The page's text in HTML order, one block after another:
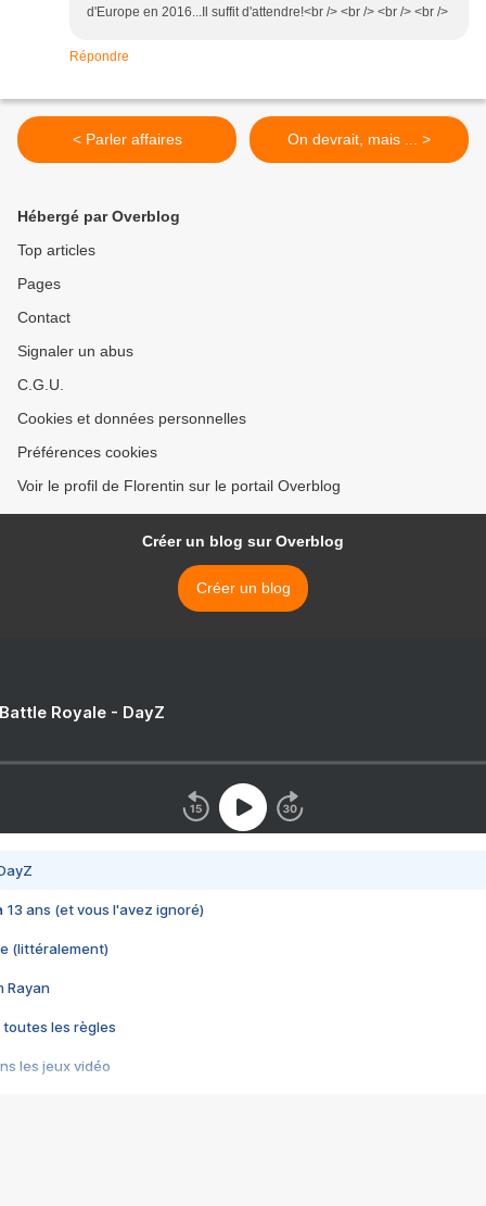
d'Europe en 2016...Il suffit d'attendre!<br /> <br /> <br /> <br />
Répondre
< Parler affaires On devrait, mais ... >
Hébergé par Overblog
Top articles
Pages
Contact
Signaler un abus
C.G.U.
Cookies et données personnelles
Préférences cookies
Voir le profil de Florentin sur le portail Overblog
Créer un blog sur Overblog
Créer un blog
Royale - DayZ
13 ans (et vous l'avez ignoré)
(littéralement)
Rayan
toutes les règles
les jeux vidéo